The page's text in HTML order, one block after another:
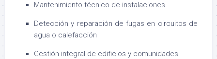
Mantenimiento técnico de instalaciones
Detección y reparación de fugas en circuitos de
agua o calefacción
Gestión integral de edificios y comunidades